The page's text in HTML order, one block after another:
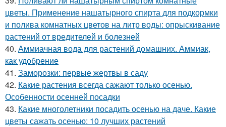
цветы. Применение нашатырного спирта для подкормки
и полива комнатных цветов на литр воды: опрыскивание
растений от вредителей и болезней
40. Аммиачная вода для растений домашних. Аммиак,
как удобрение
41. Заморозки: первые жертвы в саду
42. Какие растения всегда сажают только осенью.
Особенности осенней посадки
43. Какие многолетники посадить осенью на даче. Какие
цветы сажать осенью: 10 лучших растений